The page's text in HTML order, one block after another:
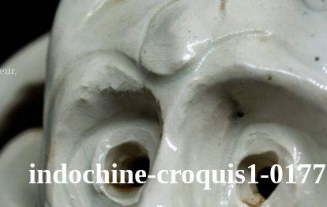
indochine-croquis1-0177